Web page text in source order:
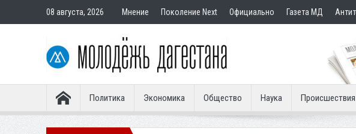
08 августа, 2026 Мнение Поколение Next Официально Газета МД
Политика Экономика Общество Наука Происшествия